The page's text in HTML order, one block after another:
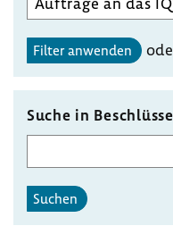
des
gewählten
Unterausschusses
auswählen
Filter anwenden
Suche in
Suchen